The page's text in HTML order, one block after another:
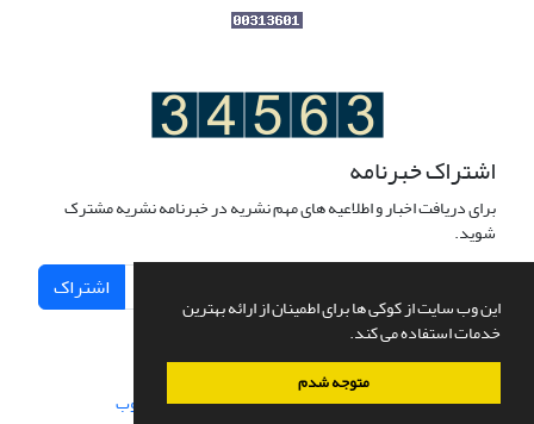
این وب سایت از کوکی ها برای اطمینان از ارائه بهترین
خدمات استفاده می کند.
متوجه شدم
اشتراک خبرنامه
برای دریافت اخبار و اطلاعیه های مهم نشریه در خبرنامه نشریه مشترک
شوید.
اشتراک
سامانه مدیریت نشریات علمی.طراحی و پیاده سازی از سیناوب